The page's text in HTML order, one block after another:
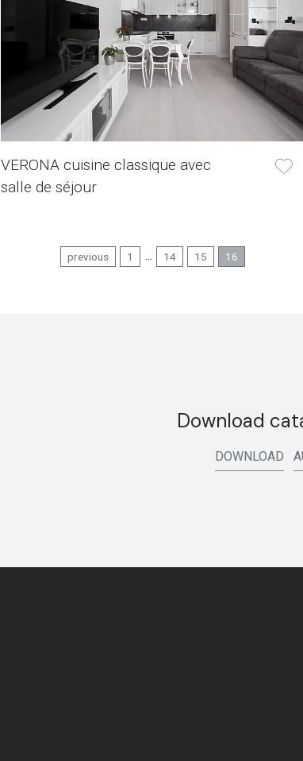
VERONA cuisine classique avec
salle de séjour
previous 1 ... 14 15 16
Download
DOWNLOAD